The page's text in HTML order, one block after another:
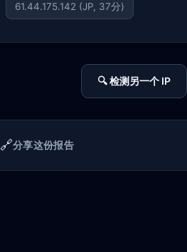
61.44.175.142 (JP, 37分)
🔍 检测另一个 IP
🔗分享这份报告